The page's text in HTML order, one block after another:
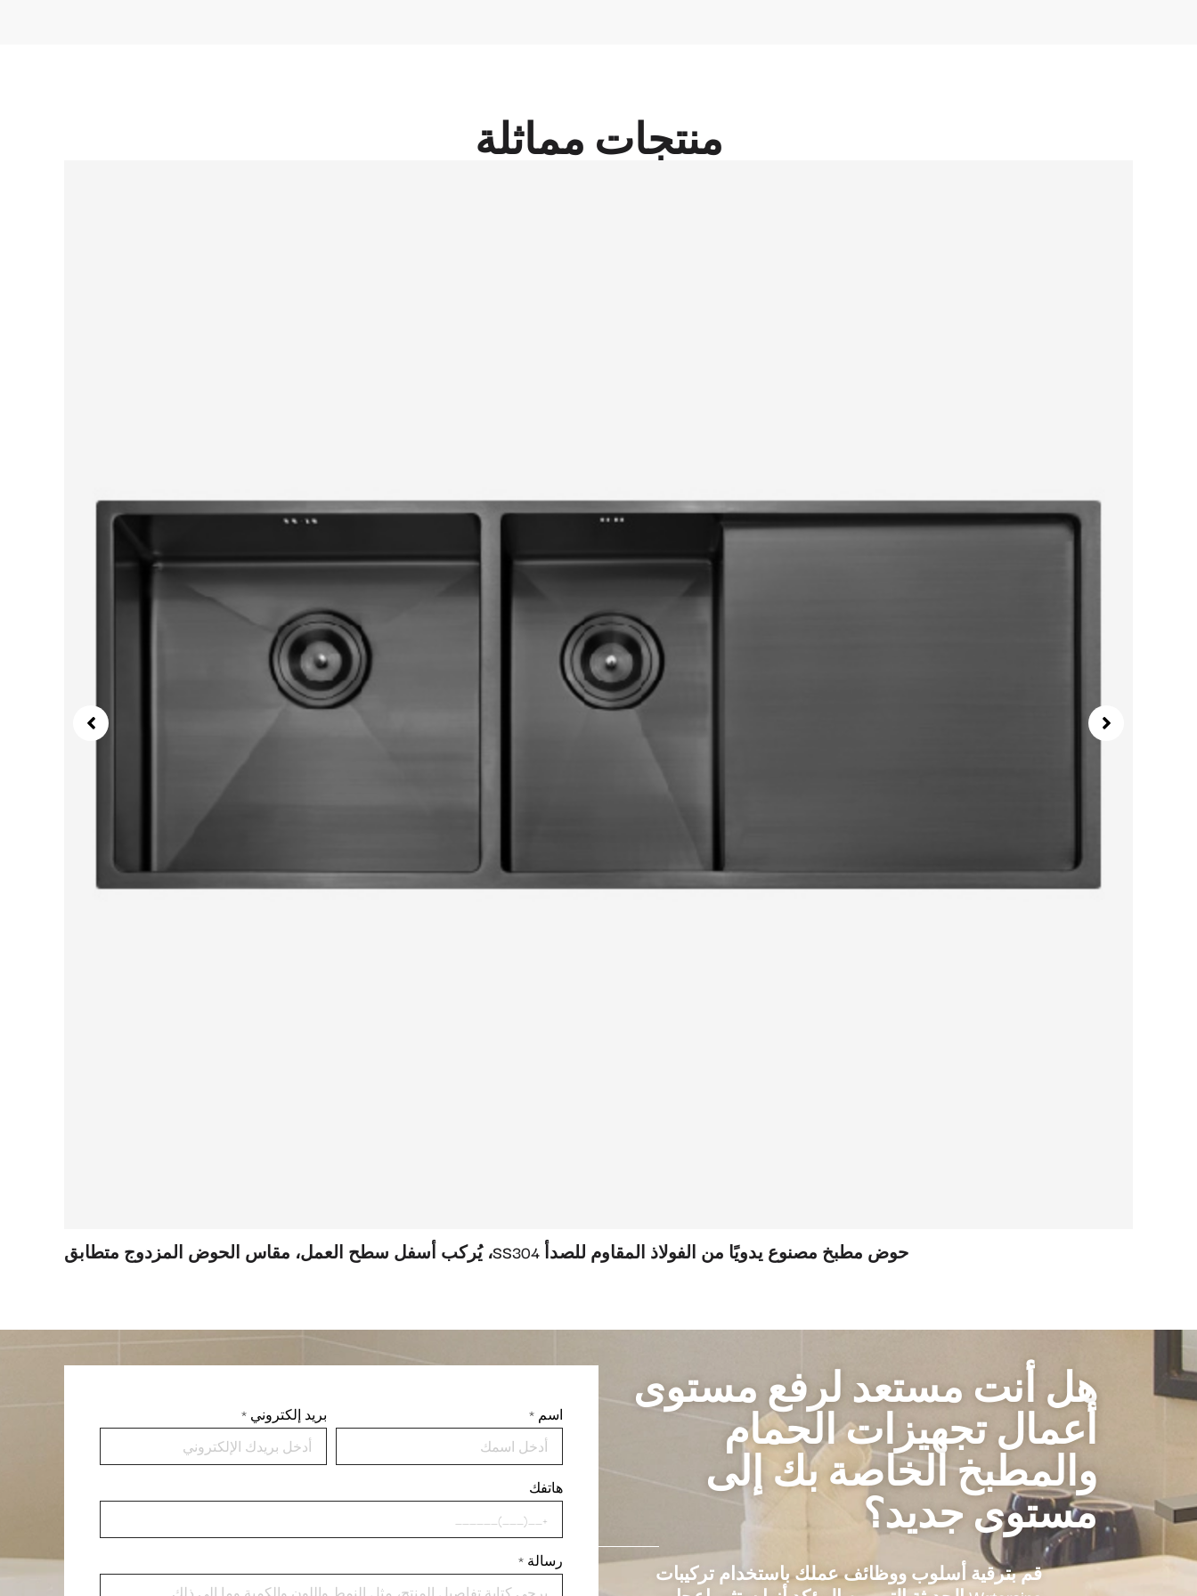
منتجات مماثلة
حوض مطبخ مصنوع يدويًا من الفولاذ المقاوم للصدأ SS304، يُركب أسفل سطح العمل، مقاس الحوض المزدوج متطابق
هل أنت مستعد لرفع مستوى
أعمال تجهيزات الحمام
والمطبخ الخاصة بك إلى
مستوى جديد؟
قم بترقية أسلوب ووظائف عملك باستخدام تركيبات
اسم * بريد إلكتروني *
هاتفك
رسالة *